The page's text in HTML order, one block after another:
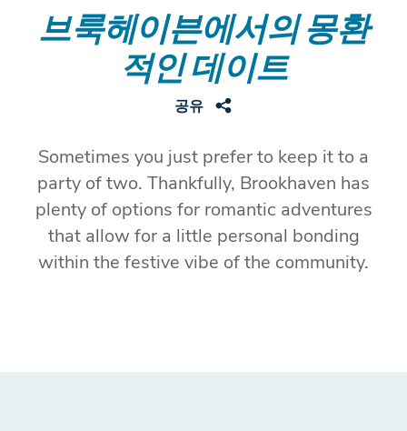
브룩헤이븐에서의 몽환
적인 데이트
공유
Sometimes you just prefer to keep it to a
party of two. Thankfully, Brookhaven has
plenty of options for romantic adventures
that allow for a little personal bonding
within the festive vibe of the community.